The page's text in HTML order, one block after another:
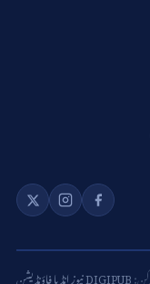
DIGIPUB نیوز انڈیا فاؤنڈیشن